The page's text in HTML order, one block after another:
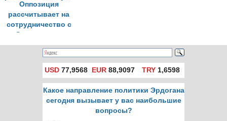
Оппозиция
рассчитывает на
сотрудничество с
Эрдоганом в
работе в Стамбуле
USD 77,9568 EUR 88,9097 TRY1,6598
Какое направление политики Эрдогана
сегодня вызывает у вас наибольшие
вопросы?